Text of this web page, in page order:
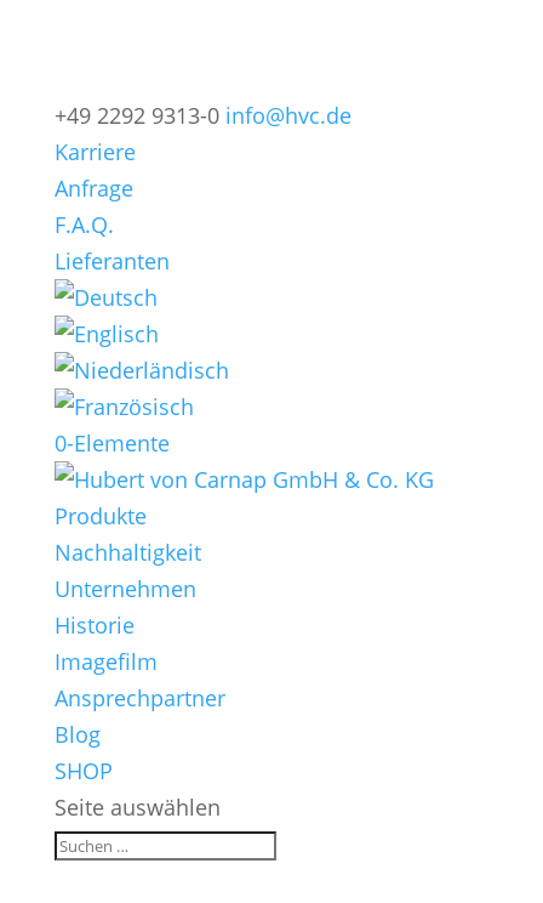
+49 2292 9313-0 info@hvc.de
Karriere
Anfrage
F.A.Q.
Lieferanten
0-Elemente
Produkte
Nachhaltigkeit
Unternehmen
Historie
Imagefilm
Ansprechpartner
Blog
SHOP
Seite auswählen